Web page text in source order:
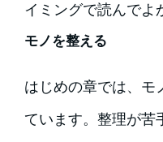
イミングで読んでよ
モノを整える
はじめの章では、モ
ています。整理が苦